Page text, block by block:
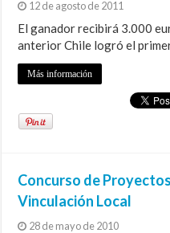
12 de agosto de 2011
El ganador recibirá 3.000
anterior Chile logró el
Más información
Concurso de
Vinculación Local
28 de mayo de 2010